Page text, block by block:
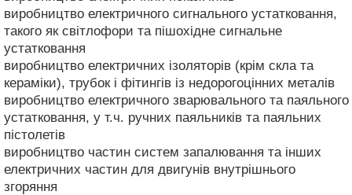
виробництво електричного сигнального устатковання,
такого як світлофори та пішохідне сигнальне
устатковання
виробництво електричних ізоляторів (крім скла та
кераміки), трубок і фітингів із недорогоцінних металів
виробництво електричного зварювального та паяльного
устатковання, у т.ч. ручних паяльників та паяльних
пістолетів
виробництво частин систем запалювання та інших
електричних частин для двигунів внутрішнього
згоряння